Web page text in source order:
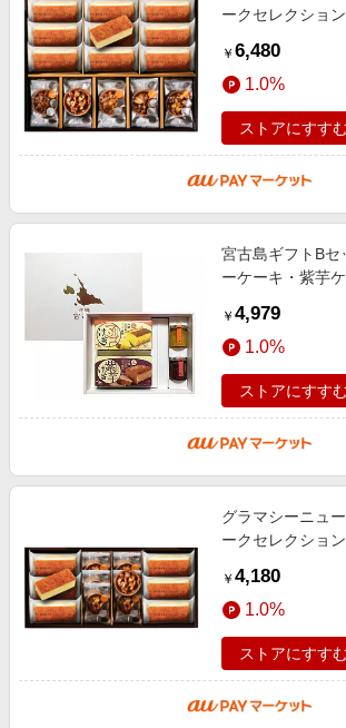
ークセレクショ
母の日 父の日 プ
￥ 6,480
1.0%
ストアにすす
宮古島ギフトB
ーケーキ・紫芋
料】お菓子の詰
レ
￥ 4,979
1.0%
ストアにすす
グラマシーニュ
ークセレクショ
母の日 父の日 プ
￥ 4,180
1.0%
ストアにすす